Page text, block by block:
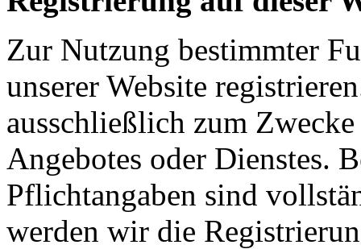
Zur Nutzung bestimmter
unserer Website
ausschließlich zum
Angebotes oder Dienstes.
Pflichtangaben sind
werden wir die